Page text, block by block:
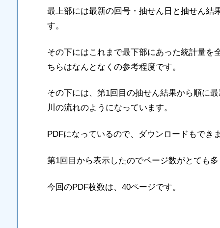
最上部には最新の回号・抽せん日と抽せん結
す。
その下にはこれまで最下部にあった統計量を
ちらはなんとなくの参考程度です。
その下には、第1回目の抽せん結果から順に
川の流れのようになっています。
PDFになっているので、ダウンロードもでき
第1回目から表示したのでページ数がとても
今回のPDF枚数は、40ページです。